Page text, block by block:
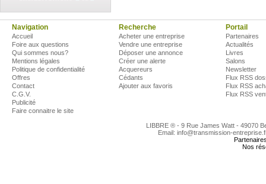
Navigation
Accueil
Foire aux questions
Qui sommes nous?
Mentions légales
Politique de confidentialité
Offres
Contact
C.G.V.
Publicité
Faire connaitre le site
Recherche
Acheter une entreprise
Vendre une entreprise
Déposer une annonce
Créer une alerte
Acquereurs
Cédants
Ajouter aux favoris
Portail
Partenaires
Actualités
Livres
Salons
Newsletter
Flux RSS
Flux RSS
Flux RSS
LIBBRE ® - 9 Rue James Watt - 49070
Email: info@transmission-
Nos